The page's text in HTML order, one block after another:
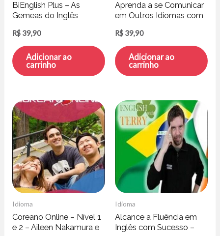
BiEnglish Plus – As
Gemeas do Inglês
R$ 39,90
Adicionar ao
carrinho
Aprenda a se Comunicar
em Outros Idiomas com
Vergara
R$ 39,90
Adicionar ao
carrinho
Idioma
Coreano Online – Nível 1
e 2 – Aileen Nakamura e
Idioma
Alcance a Fluência em
Inglês com Sucesso –